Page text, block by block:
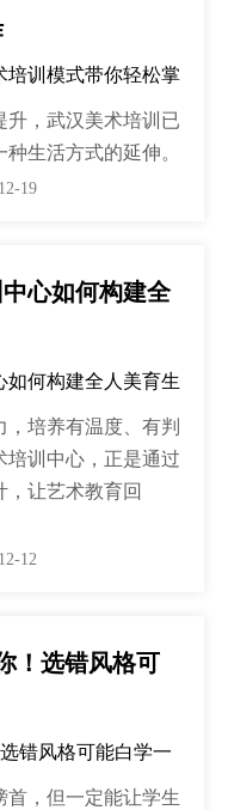
升，武汉美术培训已
生活方式的延伸。
19
心如何构建全
培养有温度、有判
培训中心，正是通过
，让艺术教育回
12
！选错风格可
首，但一定能让学生